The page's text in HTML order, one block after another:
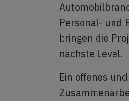
Personal- und
bringen die
nächste Level.
Ein offenes